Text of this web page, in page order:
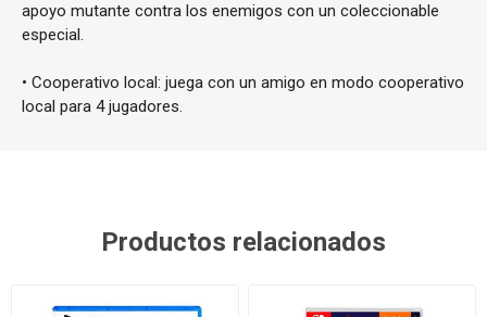
apoyo mutante contra los enemigos con un coleccionable
especial.
• Cooperativo local: juega con un amigo en modo cooperativo
local para 4 jugadores.
Productos relacionados